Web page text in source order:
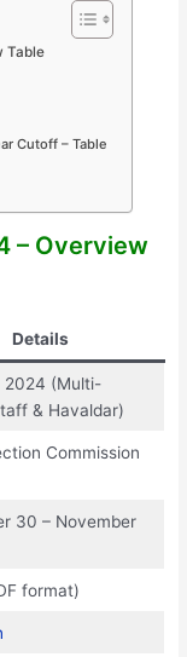
Table
Cutoff – Table
– Overview
Details
2024 (Multi-
& Havaldar)
Commission
30 – November
format)